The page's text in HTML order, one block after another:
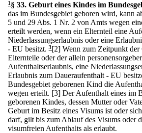
1 § 33. Geburt eines Kindes im
das im Bundesgebiet geboren wird, kann
5 und 29 Abs. 1 Nr. 2 von Amts wegen
erteilt werden, wenn ein Elternteil eine
Niederlassungserlaubnis oder eine
- EU besitzt. 3[2] Wenn zum Zeitpunkt der
Elternteile oder der allein
Aufenthaltserlaubnis, eine
Erlaubnis zum Daueraufenthalt - EU
Bundesgebiet geborenen Kind die
wegen erteilt. [3] Der Aufenthalt eines im
geborenen Kindes, dessen Mutter oder
Geburt im Besitz eines Visums ist oder
darf, gilt bis zum Ablauf des Visums oder
visumfreien Aufenthalts als erlaubt.